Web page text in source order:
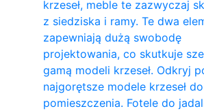
krzeseł, meble te zazwyczaj
z siedziska i ramy. Te dwa
zapewniają dużą swobodę
projektowania, co skutkuje
gamą modeli krzeseł. Odkryj
najgorętsze modele krzeseł
pomieszczenia. Fotele do